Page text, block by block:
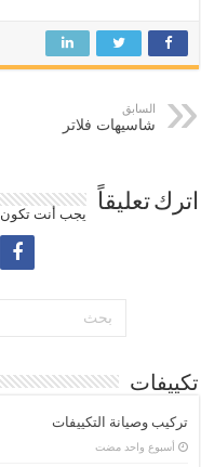
السابق
شاسيهات فلاتر
اترك تعليقاً يجب أنت تكون
تكييفات
تركيب وصيانة التكييفات
‏أسبوع واحد مضت